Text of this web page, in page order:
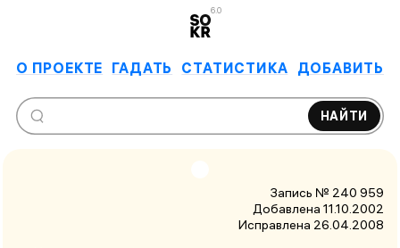
6.0
О ПРОЕКТЕ ГАДАТЬ СТАТИСТИКА ДОБАВИТЬ
НАЙТИ
Запись № 240 959
Добавлена 11.10.2002
Исправлена 26.04.2008